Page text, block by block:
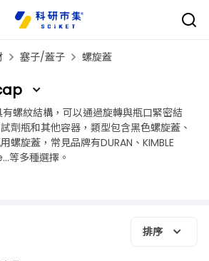
塞子/蓋子 螺旋蓋
螺紋結構，可以通過旋轉與瓶口緊密結
劑瓶和其他容器，類型包含黑色螺旋蓋、
螺旋蓋，常見品牌有DURAN、KIMBLE
等多種選擇。
排序